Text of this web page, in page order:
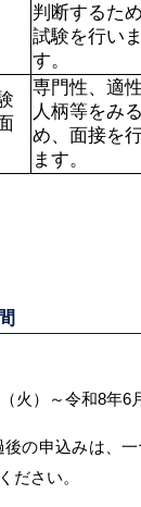
判断するた
試験を行いま
す。
専門性、適性
人柄等をみ
め、面接を
ます。
火）～令和8年6
の申込みは、
ださい。